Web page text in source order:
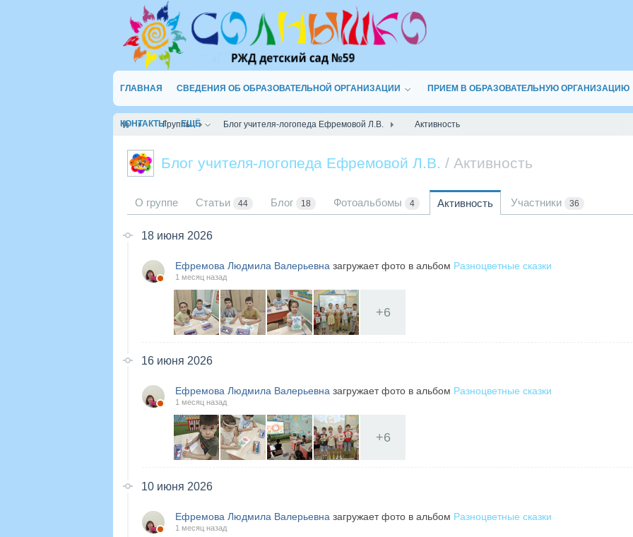
ГЛАВНАЯ СВЕДЕНИЯ ОБ ОБРАЗОВАТЕЛЬНОЙ ОРГАНИЗАЦИИ ПРИЕМ В ОБРАЗОВАТЕЛЬНУЮ ОРГАНИЗАЦИЮ
КОНТАКТЫ ЕЩЁ
Группы Блог учителя-логопеда Ефремовой Л.В. Активность
Блог учителя-логопеда Ефремовой Л.В. / Активность
О группе Статьи 44 Блог 18 Фотоальбомы 4 Активность Участники 36
18 июня 2026
Ефремова Людмила Валерьевна загружает фото в альбом Разноцветные сказки
1 месяц назад
+6
16 июня 2026
Ефремова Людмила Валерьевна загружает фото в альбом Разноцветные сказки
1 месяц назад
+6
10 июня 2026
Ефремова Людмила Валерьевна загружает фото в альбом Разноцветные сказки
1 месяц назад